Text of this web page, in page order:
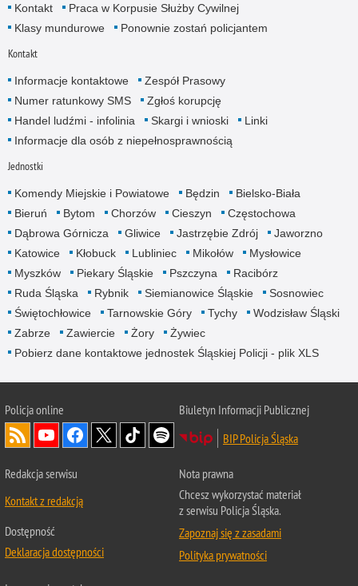
Kontakt
Praca w Korpusie Służby Cywilnej
Klasy mundurowe
Ponownie zostań policjantem
Kontakt
Informacje kontaktowe
Zespół Prasowy
Numer ratunkowy SMS
Zgłoś korupcję
Handel ludźmi - infolinia
Skargi i wnioski
Linki
Informacje dla osób z niepełnosprawnością
Jednostki
Komendy Miejskie i Powiatowe Będzin
Bielsko-Biała
Bieruń
Bytom Chorzów Cieszyn
Częstochowa
Dąbrowa Górnicza
Gliwice Jastrzębie Zdrój
Jaworzno
Katowice
Kłobuck Lubliniec Mikołów
Mysłowice
Myszków
Piekary Śląskie Pszczyna
Racibórz
Ruda Śląska
Rybnik Siemianowice Śląskie
Sosnowiec
Świętochłowice
Tarnowskie Góry Tychy
Wodzisław Śląski
Zabrze
Zawiercie Żory
Żywiec
Pobierz dane kontaktowe jednostek Śląskiej Policji - plik XLS
Policja online
Biuletyn Informacji Publicznej
BIP Policja Śląska
Redakcja serwisu
Kontakt z redakcją
Dostępność
Deklaracja dostępności
Nota prawna
Chcesz wykorzystać materiał
z serwisu Policja Śląska.
Zapoznaj się z zasadami
Polityka prywatności